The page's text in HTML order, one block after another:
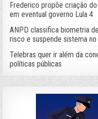
Frederico propõe criação
em eventual governo Lula 4
ANPD classifica biometria
risco e suspende sistema no
Telebras quer ir além da
políticas públicas